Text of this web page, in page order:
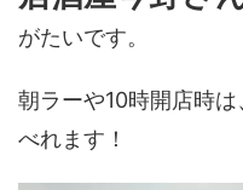
がたいです。
朝ラーや10時開店時
べれます！